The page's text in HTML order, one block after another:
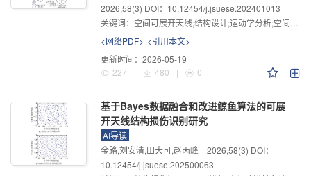
2026,58(3) DOI：10.12454/j.jsuese.202401013
关键词： 空间可展开天线;结构设计;运动学分析;空间几何建模;数值仿真分析
<网络PDF> <引用本文>
更新时间： 2026-05-19
227
| 480 | 0
基于Bayes数据融合和改进鲸鱼算法的可展
开天线结构损伤识别研究
AI导读
金路,刘安清,田大可,赵丙峰
2026,58(3) DOI：
10.12454/j.jsuese.202500063